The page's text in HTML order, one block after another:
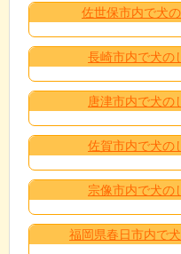
佐世保市内で犬
長崎市内で犬の
唐津市内で犬の
佐賀市内で犬の
宗像市内で犬の
福岡県春日市内で